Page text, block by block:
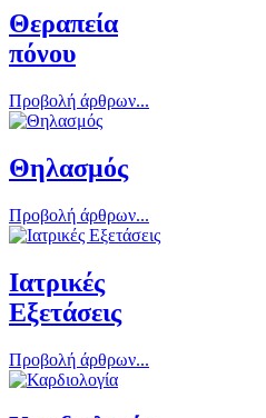
Θεραπεία
πόνου
Προβολή άρθρων...
Θηλασμός
Προβολή άρθρων...
Ιατρικές
Εξετάσεις
Προβολή άρθρων...